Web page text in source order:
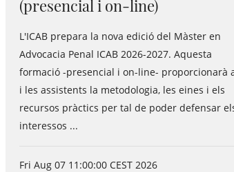
(presencial i on-line)
L'ICAB prepara la nova edició del Màster en
Advocacia Penal ICAB 2026-2027. Aquesta
formació -presencial i on-line- proporcionarà
i les assistents la metodologia, les eines i els
recursos pràctics per tal de poder defensar
interessos ...
Fri Aug 07 11:00:00 CEST 2026